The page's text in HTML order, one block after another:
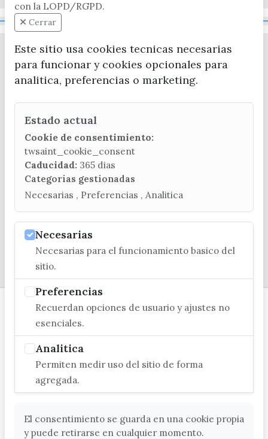
CONTACTA CON LA OFICINA DE TURISMO
(+34) 952 541 104
turismo@velezmalaga.es
C/ Poniente, 2. CP 29740 - Torre del Mar
con la LOPD/RGPD.
Cerrar
Este sitio usa cookies tecnicas necesarias
para funcionar y cookies opcionales para
analitica, preferencias o marketing.
Estado actual
Cookie de consentimiento:
twsaint_cookie_consent
Caducidad: 365 dias
Categorias gestionadas
Necesarias , Preferencias , Analitica
Necesarias
Necesarias para el funcionamiento basico del
sitio.
Preferencias
Recuerdan opciones de usuario y ajustes no
esenciales.
Analitica
Permiten medir uso del sitio de forma
agregada.
El consentimiento se guarda en una cookie propia
y puede retirarse en cualquier momento.